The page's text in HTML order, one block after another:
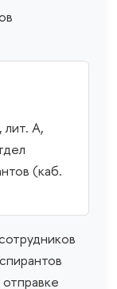
лит. А,
(каб.